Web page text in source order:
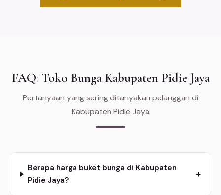
FAQ: Toko Bunga Kabupaten Pidie Jaya
Pertanyaan yang sering ditanyakan pelanggan di
Kabupaten Pidie Jaya
Berapa harga buket bunga di Kabupaten
Pidie Jaya?
+